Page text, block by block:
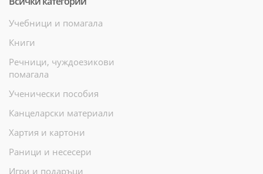
Учебници и помагала
Книги
Речници, чуждоезикови
помагала
Ученически пособия
Канцеларски материали
Хартия и картони
Раници и несесери
Игри и подаръци